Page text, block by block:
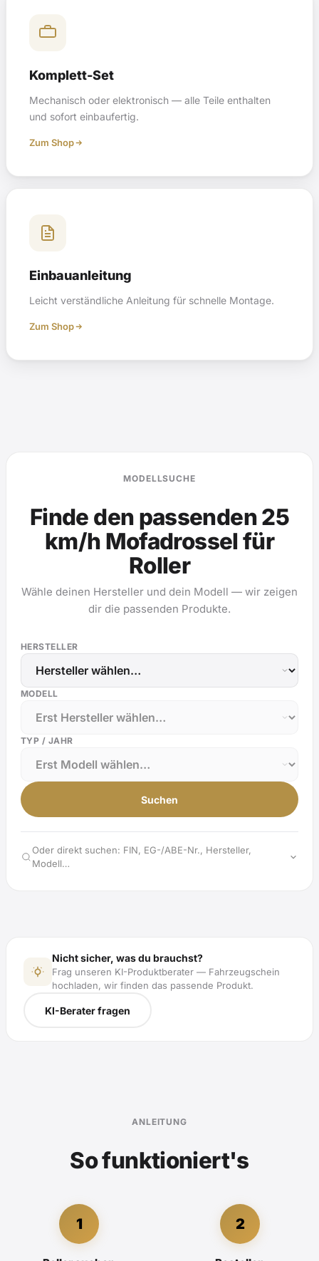
Komplett-Set
Mechanisch oder elektronisch — alle Teile enthalten
und sofort einbaufertig.
Zum Shop
Einbauanleitung
Leicht verständliche Anleitung für schnelle Montage.
Zum Shop
MODELLSUCHE
Finde den passenden 25
km/h Mofadrossel für
Roller
Wähle deinen Hersteller und dein Modell — wir zeigen
dir die passenden Produkte.
HERSTELLER
MODELL
TYP / JAHR
Suchen
Oder direkt suchen: FIN, EG-/ABE-Nr., Hersteller,
Modell…
Nicht sicher, was du brauchst?
Frag unseren KI-Produktberater — Fahrzeugschein
hochladen, wir finden das passende Produkt.
KI-Berater fragen
ANLEITUNG
So funktioniert's
1 2